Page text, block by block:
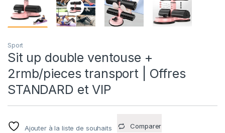
Sport
Sit up double ventouse +
2rmb/pieces transport | Offres
STANDARD et VIP
Ajouter à la liste de souhaits Comparer